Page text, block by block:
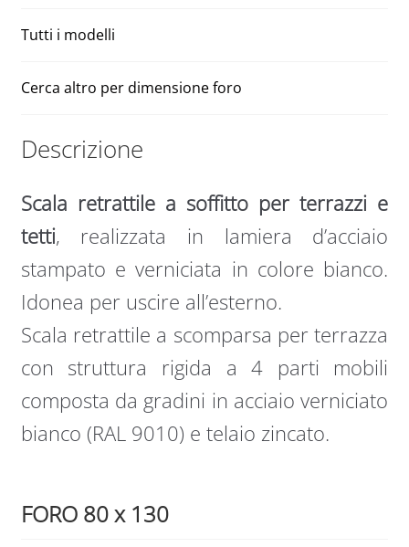
Tutti i modelli
Cerca altro per dimensione foro
Descrizione
Scala retrattile a soffitto per terrazzi e
tetti, realizzata in lamiera d’acciaio
stampato e verniciata in colore bianco.
Idonea per uscire all’esterno.
Scala retrattile a scomparsa per terrazza
con struttura rigida a 4 parti mobili
composta da gradini in acciaio verniciato
bianco (RAL 9010) e telaio zincato.
FORO 80 x 130